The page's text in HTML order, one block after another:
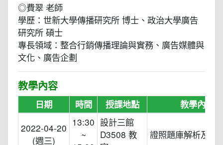
◎費翠 老師
學歷：世新大學傳播研究所 博士、政治大學廣告
研究所 碩士
專長領域：整合行銷傳播理論與實務、廣告媒體與
文化、廣告企劃
教學內容
日期 時間 授課地點 教學內容
2022-04-20
(週三)
13:30
~
設計三館
D3508 教
證照題庫解析及模